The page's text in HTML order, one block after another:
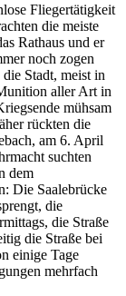
Fliegertätigkeit
die meiste
Rathaus und er
noch zogen
Stadt, meist in
aller Art in
mühsam
rückten die
am 6. April
suchten
dem
Die Saalebrücke
die
die Straße
die Straße bei
einige Tage
mehrfach